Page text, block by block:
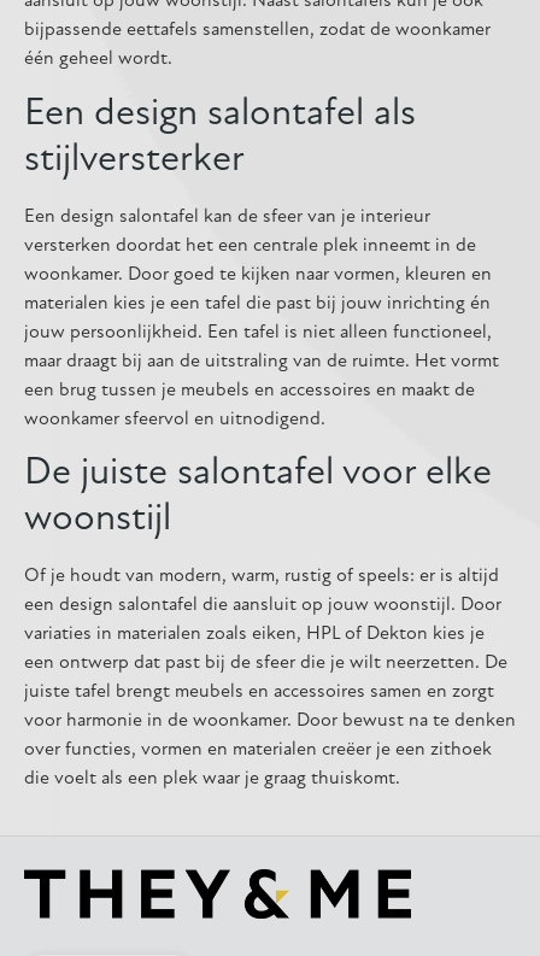
bijpassende eettafels samenstellen, zodat de woonkamer
één geheel wordt.
Een design salontafel als
stijlversterker
Een design salontafel kan de sfeer van je interieur
versterken doordat het een centrale plek inneemt in de
woonkamer. Door goed te kijken naar vormen, kleuren en
materialen kies je een tafel die past bij jouw inrichting én
jouw persoonlijkheid. Een tafel is niet alleen functioneel,
maar draagt bij aan de uitstraling van de ruimte. Het vormt
een brug tussen je meubels en accessoires en maakt de
woonkamer sfeervol en uitnodigend.
De juiste salontafel voor elke
woonstijl
Of je houdt van modern, warm, rustig of speels: er is altijd
een design salontafel die aansluit op jouw woonstijl. Door
variaties in materialen zoals eiken, HPL of Dekton kies je
een ontwerp dat past bij de sfeer die je wilt neerzetten. De
juiste tafel brengt meubels en accessoires samen en zorgt
voor harmonie in de woonkamer. Door bewust na te denken
over functies, vormen en materialen creëer je een zithoek
die voelt als een plek waar je graag thuiskomt.